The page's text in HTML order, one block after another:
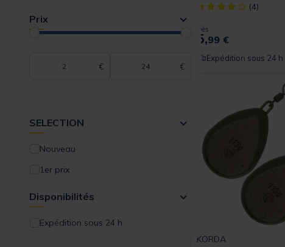
Prix
€ €
SELECTION
Nouveau
1er prix
Disponibilités
Expédition sous 24 h
[object Object] out
(4)
Dès
5,99 €
Expédition sous 24 h
KORDA